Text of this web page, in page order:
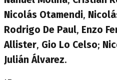
Nicolás Otamendi,
Rodrigo De Paul, Enzo
Allister, Gio Lo Celso;
JuliánÁlvarez.